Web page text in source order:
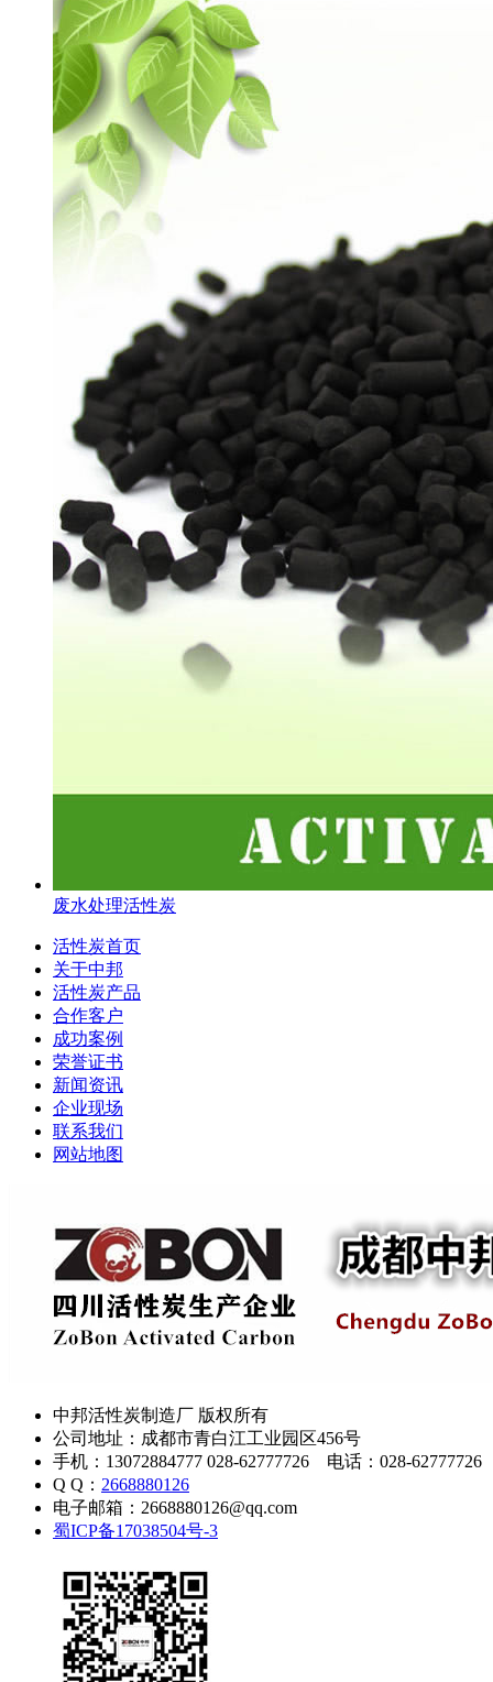
废水处理活性炭
活性炭首页
关于中邦
活性炭产品
合作客户
成功案例
荣誉证书
新闻资讯
企业现场
联系我们
网站地图
中邦活性炭制造厂 版权所有
公司地址：成都市青白江工业园区456号
手机：13072884777 028-62777726 电话：028-62777726
Q Q： 2668880126
电子邮箱：2668880126@qq.com
蜀ICP备17038504号-3